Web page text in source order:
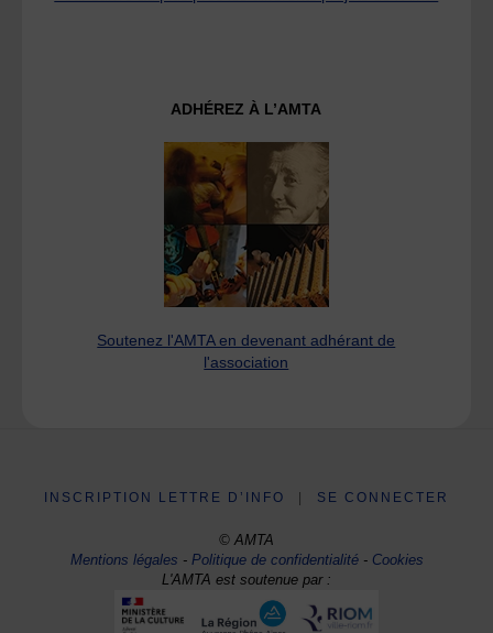
ADHÉREZ À L’AMTA
Soutenez l'AMTA en devenant adhérant de
l'association
INSCRIPTION LETTRE D’INFO SE CONNECTER
© AMTA
Mentions légales -Politique de confidentialité- Cookies
L'AMTA est soutenue par :